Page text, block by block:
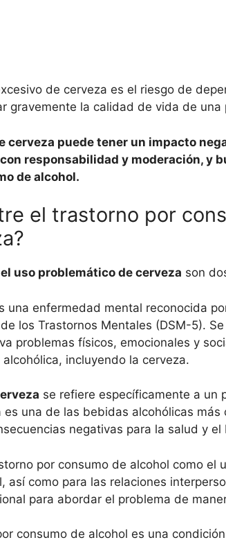
de cerveza es el riesgo de
gravemente la calidad de vida de una
cerveza puede tener un impacto
responsabilidad y moderación, y
de alcohol.
el trastorno por
uso problemático de cerveza son
una enfermedad mental reconocida
los Trastornos Mentales (DSM-5).
problemas físicos, emocionales y
incluyendo la cerveza.
se refiere específicamente a un
una de las bebidas alcohólicas
negativas para la salud y el
por consumo de alcohol como el
así como para las relaciones
para abordar el problema de
consumo de alcohol es una